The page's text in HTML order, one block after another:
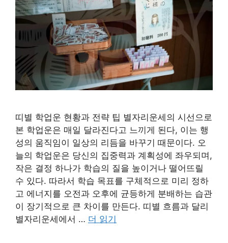
띠별 학업운 현황과 전략 팁 별자리운세의 시선으로
본 학업운은 매일 달라진다고 느끼게 된다, 이는 행
성의 움직임이 일상의 리듬을 바꾸기 때문이다. 오
늘의 학업운은 당신의 집중력과 계획성에 좌우되며,
작은 결정 하나가 학습의 질을 높이거나 떨어뜨릴
수 있다. 따라서 학습 목표를 구체적으로 미리 정하
고 에너지를 오전과 오후에 균등하게 분배하는 습관
이 장기적으로 큰 차이를 만든다. 띠별 흐름과 달리
별자리운세에서 … 더 읽기